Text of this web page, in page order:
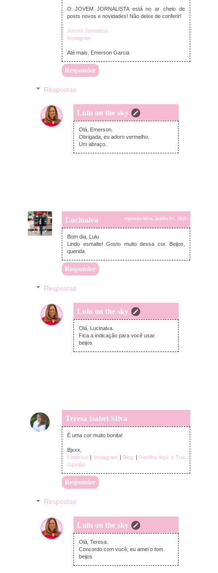
O JOVEM JORNALISTA está no ar cheio de
posts novos e novidades! Não deixe de conferir!
Jovem Jornalista
Instagram
Até mais, Emerson Garcia
Responder
Respostas
Lulu on the sky
domingo, junho 07, 2026
Olá, Emerson.
Obrigada, eu adoro vermelho.
Um abraço.
Lucinalva segunda-feira, junho 01, 2026
Bom dia, Lulu
Lindo esmalte! Gosto muito dessa cor. Beijos,
querida.
Responder
Respostas
Lulu on the sky
domingo, junho 07, 2026
Olá, Lucinalva.
Fica a indicação para você usar.
beijos
Teresa Isabel SIlva
segunda-feira, junho 01, 2026
É uma cor muito bonita!
Bjxxx,
Pinterest
Instagram| Blog
Partilha Aqui a Tua
Opinião
Responder
Respostas
Lulu on the sky
domingo, junho 07, 2026
Olá, Teresa.
Concordo com você, eu amei o tom.
beijos